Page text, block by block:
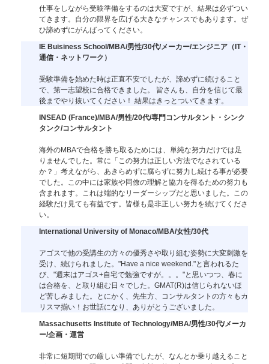
仕事をしながら受験準備をするのは大変ですが、結果は必ずつい
てきます。自分の限界を広げる大きなチャンスでもあります。ぜ
ひ諦めずにがんばってください。
IE Buisiness School/MBA/男性/30代/メーカー/エンジニア（IT・
通信・ネットワーク）
受験準備を始めた時は正直不安でしたが、諦めずに続けること
で、第一志望校に合格できました。 皆さんも、自分を信じて最
後までやり抜いてください！ 結果はきっとついてきます。
INSEAD (France)/MBA/男性/20代/専門コンサルタント・シンク
タンク/コンサルタント
海外のMBAで合格を勝ち取るためには、単純な努力だけでは足
りませんでした。常に「この努力は正しい方法でなされている
か？」考えながら、あきらめずに腐らずに努力し続ける事が必要
でした。この中には家族や同僚の理解と協力を得るための努力も
含まれます。これは端的なリーダーシップだと思いました。この
経験だけ見ても有益です。皆様も是非正しい努力を続けてくださ
い。
International University of Monaco/MBA/女性/30代
アゴスで他の受講生の方々の優秀さや取り組む姿勢に大変刺激を
受け、続けられました。"Have a nice weekend."と言われるた
び、"週末はアゴス+自宅で勉強ですが。。。"と思いつつ、春に
は合格を、と取り組む日々でした。GMAT(R)は信じられないほ
ど苦しみました。とにかく、先生方、コンサルタントの方々もカ
リスマ揃い！お世話になり、ありがとうございました。
Massachusetts Institute of Technology/MBA/男性/30代/メーカ
ー/企画・運営
非常に短期間での厳しい準備でしたが、なんとか乗り越えること